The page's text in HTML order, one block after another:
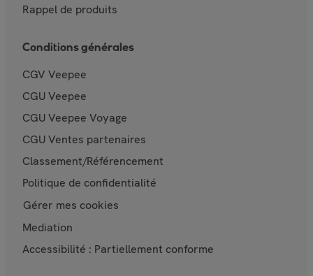
Rappel de produits
Conditions générales
CGV Veepee
CGU Veepee
CGU Veepee Voyage
CGU Ventes partenaires
Classement/Référencement
Politique de confidentialité
Gérer mes cookies
Mediation
Accessibilité : Partiellement conforme